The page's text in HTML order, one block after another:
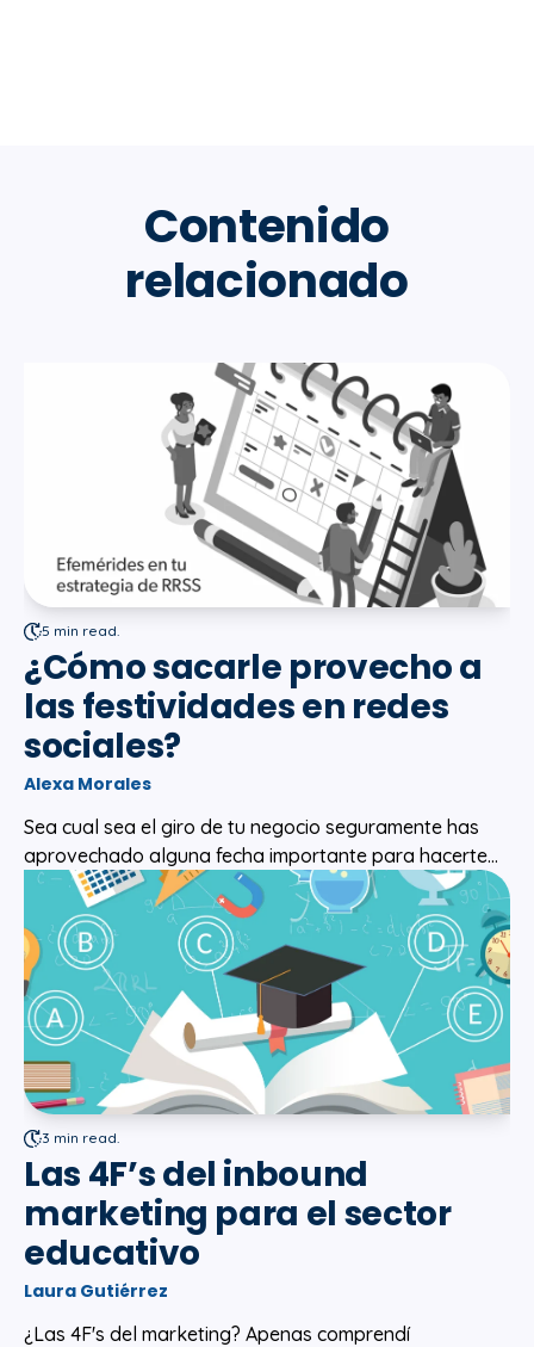
Contenido
relacionado
5 min read.
¿Cómo sacarle provecho a
las festividades en redes
sociales?
Alexa Morales
Sea cual sea el giro de tu negocio seguramente has
aprovechado alguna fecha importante para hacerte...
3 min read.
Las 4F’s del inbound
marketing para el sector
educativo
Laura Gutiérrez
¿Las 4F's del marketing? Apenas comprendí